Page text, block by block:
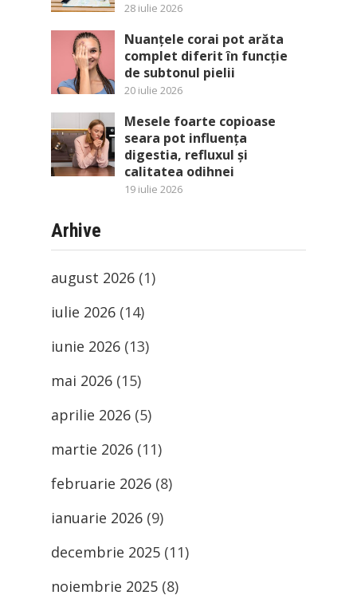
28 iulie 2026
Nuanțele corai pot arăta
complet diferit în funcție
de subtonul pielii
20 iulie 2026
Mesele foarte copioase
seara pot influența
digestia, refluxul și
calitatea odihnei
19 iulie 2026
Arhive
august 2026 (1)
iulie 2026 (14)
iunie 2026 (13)
mai 2026 (15)
aprilie 2026 (5)
martie 2026 (11)
februarie 2026 (8)
ianuarie 2026 (9)
decembrie 2025 (11)
noiembrie 2025 (8)